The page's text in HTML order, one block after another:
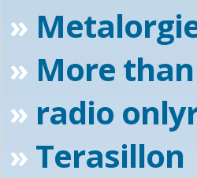
»
» More
» radio
» Terasillon